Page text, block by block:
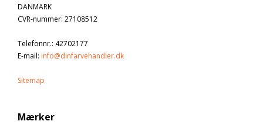
DANMARK
CVR-nummer: 27108512
Telefonnr.: 42702177
E-mail: info@dinfarvehandler.dk
Sitemap
Mærker